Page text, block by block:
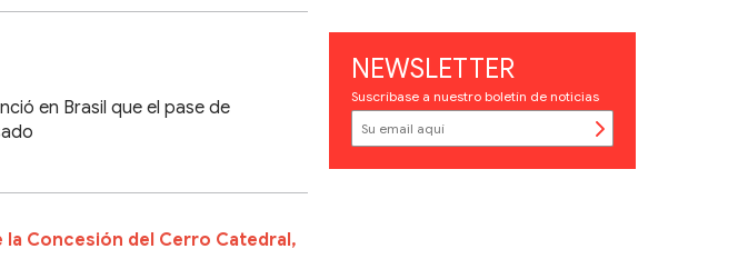
en Brasil que el pase de
la Concesión del Cerro Catedral,
NEWSLETTER
Suscríbase a nuestro boletín de noticias